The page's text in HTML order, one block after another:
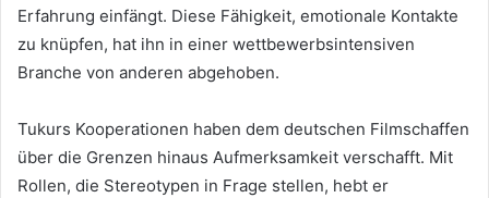
Erfahrung einfängt. Diese Fähigkeit, emotionale Kontakte
zu knüpfen, hat ihn in einer wettbewerbsintensiven
Branche von anderen abgehoben.
Tukurs Kooperationen haben dem deutschen Filmschaffen
über die Grenzen hinaus Aufmerksamkeit verschafft. Mit
Rollen, die Stereotypen in Frage stellen, hebt er